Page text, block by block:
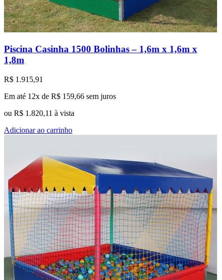
Piscina Casinha 1500 Bolinhas – 1,6m x 1,6m x
1,8m
R$ 1.915,91
Em até 12x de R$ 159,66 sem juros
ou R$ 1.820,11 à vista
Adicionar ao carrinho